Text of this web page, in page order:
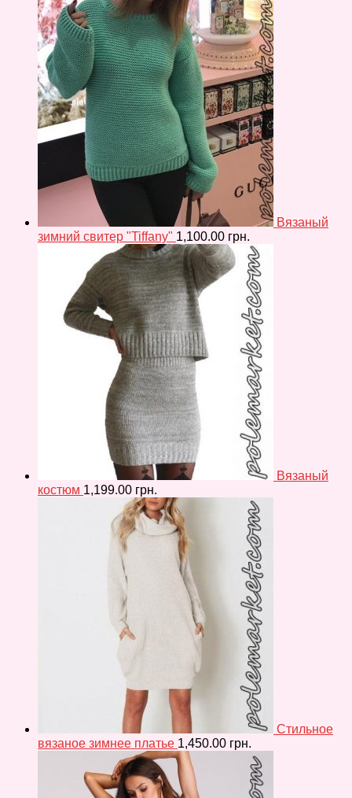
Вязаный
зимний свитер "Tiffany" 1,100.00 грн.
Вязаный
костюм 1,199.00 грн.
Стильное
вязаное зимнее платье 1,450.00 грн.